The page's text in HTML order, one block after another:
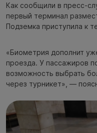
Как сообщили в пресс-
первый терминал
Подземка приступила к
«Биометрия дополнит
проезда. У пассажиров
возможность выбрать
через турникет», —